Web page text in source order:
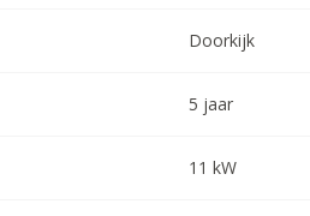
Doorkijk
5 jaar
11 kW